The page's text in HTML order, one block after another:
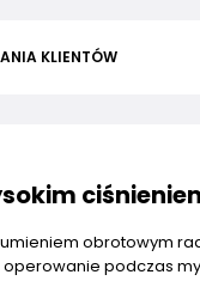
KLIENTÓW
obrotowym
operowanie podczas